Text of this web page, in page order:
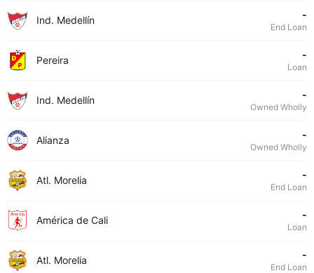
Ind. Medellín -
End Loan
Pereira -
Loan
Ind. Medellín -
Owned Wholly
Alianza -
Owned Wholly
Atl. Morelia -
End Loan
América de Cali -
Loan
Atl. Morelia -
End Loan